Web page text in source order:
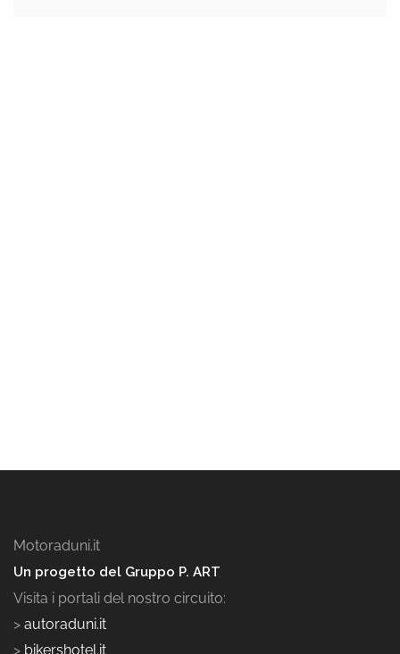
Motoraduni.it
Un progetto del Gruppo P. ART
Visita i portali del nostro circuito:
> autoraduni.it
> bikershotel.it